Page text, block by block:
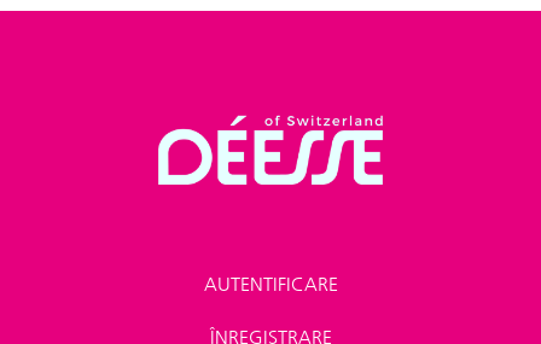
AUTENTIFICARE
ÎNREGISTRARE